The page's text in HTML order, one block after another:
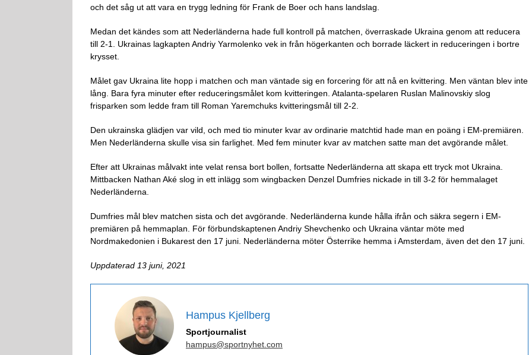
och det såg ut att vara en trygg ledning för Frank de Boer och hans landslag.
Medan det kändes som att Nederländerna hade full kontroll på matchen, överraskade Ukraina genom att reducera
till 2-1. Ukrainas lagkapten Andriy Yarmolenko vek in från högerkanten och borrade läckert in reduceringen i bortre
krysset.
Målet gav Ukraina lite hopp i matchen och man väntade sig en forcering för att nå en kvittering. Men väntan blev inte
lång. Bara fyra minuter efter reduceringsmålet kom kvitteringen. Atalanta-spelaren Ruslan Malinovskiy slog
frisparken som ledde fram till Roman Yaremchuks kvitteringsmål till 2-2.
Den ukrainska glädjen var vild, och med tio minuter kvar av ordinarie matchtid hade man en poäng i EM-premiären.
Men Nederländerna skulle visa sin farlighet. Med fem minuter kvar av matchen satte man det avgörande målet.
Efter att Ukrainas målvakt inte velat rensa bort bollen, fortsatte Nederländerna att skapa ett tryck mot Ukraina.
Mittbacken Nathan Aké slog in ett inlägg som wingbacken Denzel Dumfries nickade in till 3-2 för hemmalaget
Nederländerna.
Dumfries mål blev matchen sista och det avgörande. Nederländerna kunde hålla ifrån och säkra segern i EM-
premiären på hemmaplan. För förbundskaptenen Andriy Shevchenko och Ukraina väntar möte med
Nordmakedonien i Bukarest den 17 juni. Nederländerna möter Österrike hemma i Amsterdam, även det den 17 juni.
Uppdaterad 13 juni, 2021
Hampus Kjellberg
Sportjournalist
hampus@sportnyhet.com